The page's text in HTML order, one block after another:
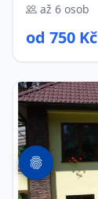
až 6 osob
od 750 Kč